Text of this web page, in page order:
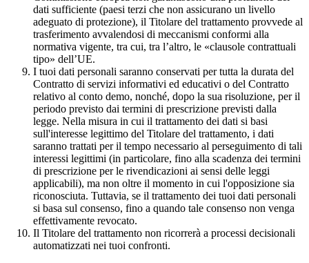
dati sufficiente (paesi terzi che non assicurano un livello
adeguato di protezione), il Titolare del trattamento provvede al
trasferimento avvalendosi di meccanismi conformi alla
normativa vigente, tra cui, tra l’altro, le «clausole contrattuali
tipo» dell’UE.
I tuoi dati personali saranno conservati per tutta la durata del
Contratto di servizi informativi ed educativi o del Contratto
relativo al conto demo, nonché, dopo la sua risoluzione, per il
periodo previsto dai termini di prescrizione previsti dalla
legge. Nella misura in cui il trattamento dei dati si basi
sull'interesse legittimo del Titolare del trattamento, i dati
saranno trattati per il tempo necessario al perseguimento di tali
interessi legittimi (in particolare, fino alla scadenza dei termini
di prescrizione per le rivendicazioni ai sensi delle leggi
applicabili), ma non oltre il momento in cui l'opposizione sia
riconosciuta. Tuttavia, se il trattamento dei tuoi dati personali
si basa sul consenso, fino a quando tale consenso non venga
effettivamente revocato.
Il Titolare del trattamento non ricorrerà a processi decisionali
automatizzati nei tuoi confronti.